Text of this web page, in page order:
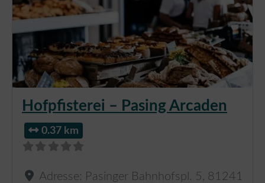
Hofpfisterei – Pasing Arcaden
0.37 km
Adresse: Pasinger Bahnhofspl. 5 , 81241